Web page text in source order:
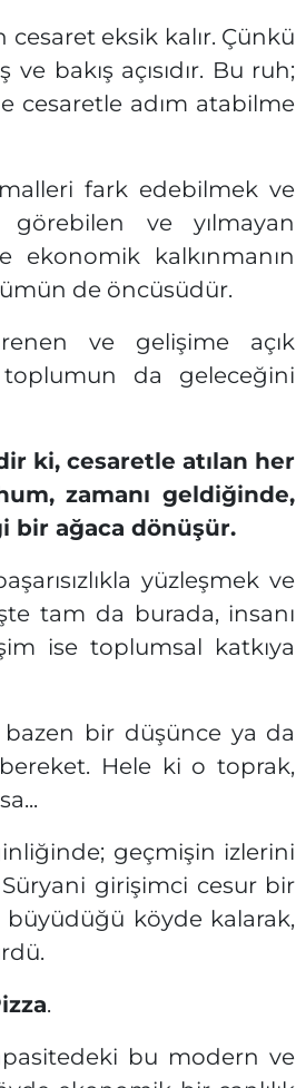
eksik kalır. Çünkü
bakış açısıdır. Bu ruh;
cesaretle adım atabilme
fark edebilmek ve
görebilen ve yılmayan
ekonomik kalkınmanın
de öncüsüdür.
ve gelişime açık
toplumun da geleceğini
ki, cesaretle atılan her
zamanı geldiğinde,
bir ağaca dönüşür.
yüzleşmek ve
tam da burada, insanı
ise toplumsal katkıya
bazen bir düşünce ya da
Hele ki o toprak,
geçmişin izlerini
girişimci cesur bir
köyde kalarak,
.
bu modern ve